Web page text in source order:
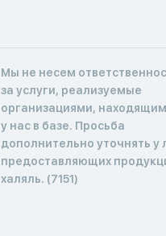
Мы не несем
за услуги, реализуемые
организациями,
у нас в базе. Просьба
дополнительно уточнять у
предоставляющих
халяль. (7151)